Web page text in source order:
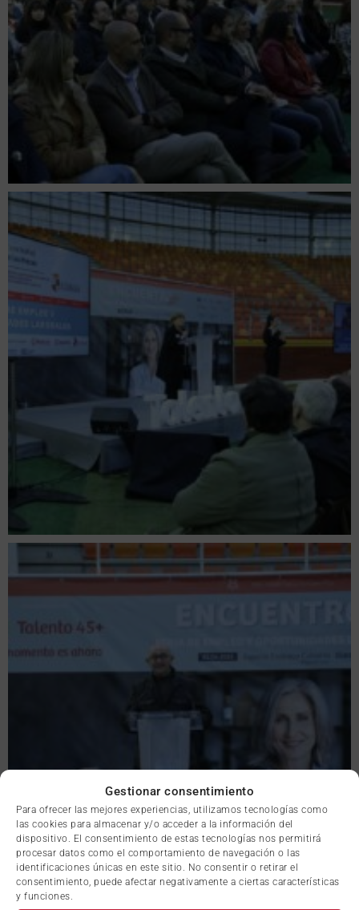
Gestionar consentimiento
Para ofrecer las mejores experiencias, utilizamos tecnologías como
las cookies para almacenar y/o acceder a la información del
dispositivo. El consentimiento de estas tecnologías nos permitirá
procesar datos como el comportamiento de navegación o las
identificaciones únicas en este sitio. No consentir o retirar el
consentimiento, puede afectar negativamente a ciertas características
y funciones.